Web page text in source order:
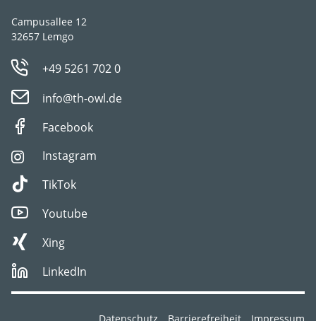
Campusallee 12
32657 Lemgo
+49 5261 702 0
info@th-owl.de
Facebook
Instagram
TikTok
Youtube
Xing
LinkedIn